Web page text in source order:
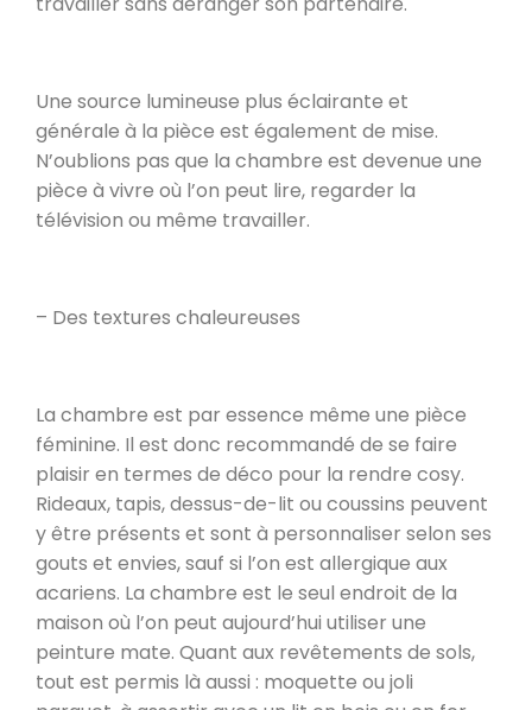
Une source lumineuse plus éclairante et
générale à la pièce est également de mise.
N’oublions pas que la chambre est devenue une
pièce à vivre où l’on peut lire, regarder la
télévision ou même travailler.
– Des textures chaleureuses
La chambre est par essence même une pièce
féminine. Il est donc recommandé de se faire
plaisir en termes de déco pour la rendre cosy.
Rideaux, tapis, dessus-de-lit ou coussins peuvent
y être présents et sont à personnaliser selon ses
gouts et envies, sauf si l’on est allergique aux
acariens. La chambre est le seul endroit de la
maison où l’on peut aujourd’hui utiliser une
peinture mate. Quant aux revêtements de sols,
tout est permis là aussi : moquette ou joli